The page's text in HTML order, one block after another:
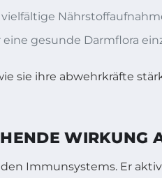
gesunde Darmflora
WIRKUNG
Immunsystems. Er